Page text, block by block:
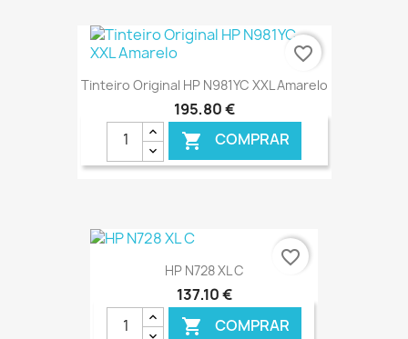
Tinteiro Original HP N981YC XXL Amarelo
195,80 €
 COMPRAR
favorite_border
HP N728 XL C
137,10 €
 COMPRAR
favorite_border